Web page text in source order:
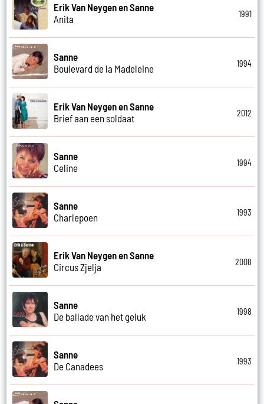
Erik Van Neygen en Sanne
Anita
1991
Sanne
Boulevard de la Madeleine
1994
Erik Van Neygen en Sanne
Brief aan een soldaat
2012
Sanne
Celine
1994
Sanne
Charlepoen
1993
Erik Van Neygen en Sanne
Circus Zjelja
2008
Sanne
De ballade van het geluk
1998
Sanne
De Canadees
1993